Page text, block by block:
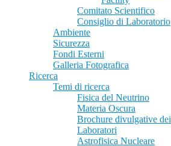
Comitato Scientifico
Consiglio di Laboratorio
Ambiente
Sicurezza
Fondi Esterni
Galleria Fotografica
Ricerca
Temi di ricerca
Fisica del Neutrino
Materia Oscura
Brochure divulgative dei
Laboratori
Astrofisica Nucleare